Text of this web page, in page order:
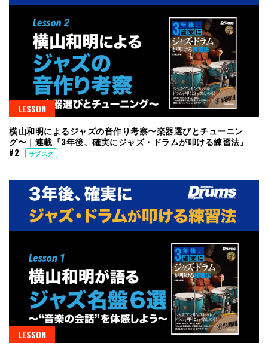
LESSON
横山和明によるジャズの音作り考察〜楽器選びとチューニン
グ〜｜連載『3年後、確実にジャズ・ドラムが叩ける練習法』
#2
サブスク
LESSON